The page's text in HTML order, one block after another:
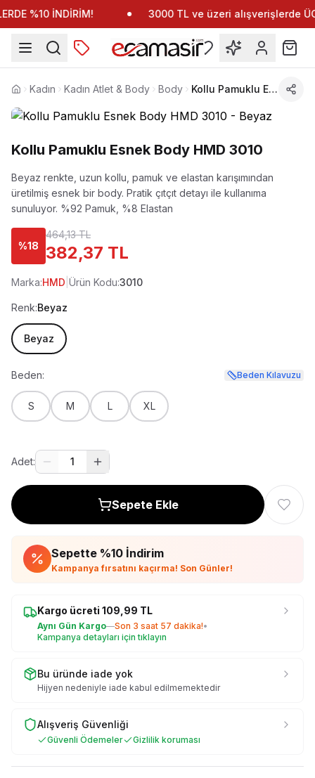
%10 İNDİRİM! 3000 TL ve üzeri alışverişlerde
Anasayfa
Kadın Kadın Atlet & Body Body Kollu Pamuklu Esnek Body HMD 3010
Kollu Pamuklu Esnek Body HMD 3010
Beyaz renkte, uzun kollu, pamuk ve elastan karışımından
üretilmiş esnek bir body. Pratik çıtçıt detayı ile kullanıma
sunuluyor. %92 Pamuk, %8 Elastan
%18
464,13 TL
382,37 TL
Marka:HMD Ürün Kodu:3010
Renk:Beyaz
Beyaz
Beden: Beden Kılavuzu
S M L XL
Adet: 1
Sepete Ekle
Sepette %10 İndirim
Kampanya fırsatını kaçırma! Son Günler!
Kargo ücreti 109,99 TL
Aynı Gün Kargo—Son 3 saat 57 dakika!•
Kampanya detayları için tıklayın
Bu üründe iade yok
Hijyen nedeniyle iade kabul edilmemektedir
Alışveriş Güvenliği
Güvenli Ödemeler Gizlilik koruması